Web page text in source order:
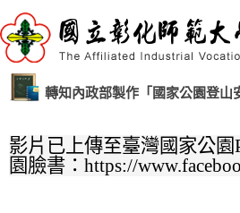
轉知內政部製作「國家公園登山
影片已上傳至臺灣國家公園
園臉書：https://